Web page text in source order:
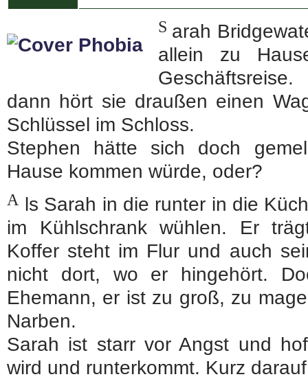
S arah
allein zu
dann hört sie draußen einen
Schlüssel im Schloss.
Stephen hätte sich doch
Hause kommen würde, oder?
A ls Sarah in die runter in die
im Kühlschrank wühlen. Er
Koffer steht im Flur und auch
nicht dort, wo er hingehört.
Ehemann, er ist zu groß, zu
Narben.
Sarah ist starr vor Angst und
wird und runterkommt. Kurz